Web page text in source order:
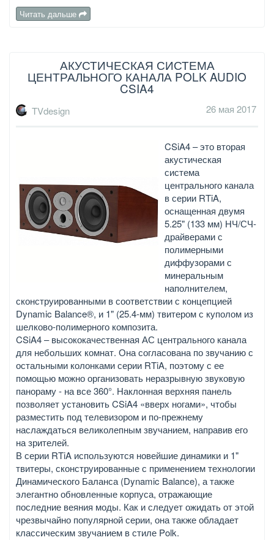
Читать дальше
АКУСТИЧЕСКАЯ СИСТЕМА
ЦЕНТРАЛЬНОГО КАНАЛА POLK AUDIO
CSIA4
TVdesign 26 мая 2017
CSiA4 – это вторая
акустическая
система
центрального канала
в серии RTiA,
оснащенная двумя
5.25" (133 мм) НЧ/СЧ-
драйверами с
полимерными
диффузорами с
минеральным
наполнителем,
сконструированными в соответствии с концепцией
Dynamic Balance®, и 1" (25.4-мм) твитером с куполом из
шелково-полимерного композита.
CSiA4 – высококачественная АС центрального канала
для небольших комнат. Она согласована по звучанию с
остальными колонками серии RTiA, поэтому с ее
помощью можно организовать неразрывную звуковую
панораму - на все 360°. Наклонная верхняя панель
позволяет установить CSiA4 «вверх ногами», чтобы
разместить под телевизором и по-прежнему
наслаждаться великолепным звучанием, направив его
на зрителей.
В серии RTiA используются новейшие динамики и 1"
твитеры, сконструированные с применением технологии
Динамического Баланса (Dynamic Balance), а также
элегантно обновленные корпуса, отражающие
последние веяния моды. Как и следует ожидать от этой
чрезвычайно популярной серии, она также обладает
классическим звучанием в стиле Polk.